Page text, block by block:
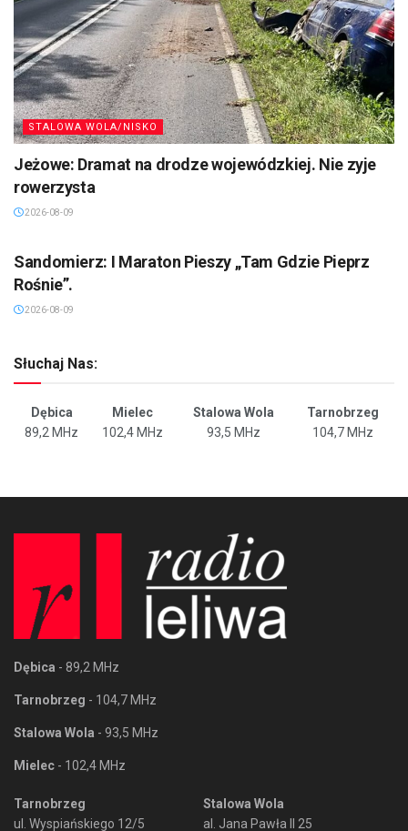
STALOWA WOLA/NISKO
Jeżowe: Dramat na drodze wojewódzkiej. Nie zyje
rowerzysta
2026-08-09
Sandomierz: I Maraton Pieszy „Tam Gdzie Pieprz
Rośnie”.
2026-08-09
Słuchaj Nas:
Dębica Mielec Stalowa Wola
Tarnobrzeg
89,2 MHz
102,4 MHz 93,5 MHz 104,7 MHz
Dębica - 89,2 MHz
Tarnobrzeg - 104,7 MHz
Stalowa Wola - 93,5 MHz
Mielec - 102,4 MHz
Tarnobrzeg
ul. Wyspiańskiego 12/5
Stalowa Wola
al. Jana Pawła II 25